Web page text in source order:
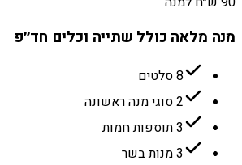
מנה מלאה כולל שתייה וכלים חד״פ
8 סלטים
2 סוגי מנה ראשונה
3 תוספות חמות
3 מנות בשר